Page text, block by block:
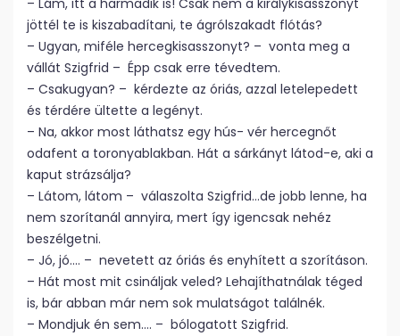
– Lám, itt a harmadik is! Csak nem a királykisasszonyt
jöttél te is kiszabadítani, te ágrólszakadt flótás?
– Ugyan, miféle hercegkisasszonyt? – vonta meg a
vállát Szigfrid – Épp csak erre tévedtem.
– Csakugyan? – kérdezte az óriás, azzal letelepedett
és térdére ültette a legényt.
– Na, akkor most láthatsz egy hús- vér hercegnőt
odafent a toronyablakban. Hát a sárkányt látod-e, aki a
kaput strázsálja?
– Látom, látom – válaszolta Szigfrid…de jobb lenne, ha
nem szorítanál annyira, mert így igencsak nehéz
beszélgetni.
– Jó, jó…. – nevetett az óriás és enyhített a szorításon.
– Hát most mit csináljak veled? Lehajíthatnálak téged
is, bár abban már nem sok mulatságot találnék.
– Mondjuk én sem…. – bólogatott Szigfrid.